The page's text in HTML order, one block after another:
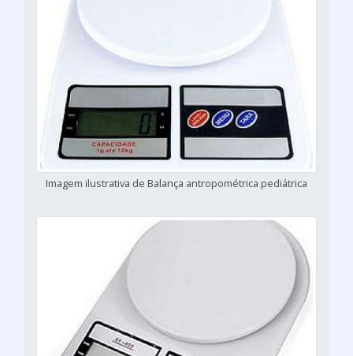
Imagem ilustrativa de Balança antropométrica pediátrica